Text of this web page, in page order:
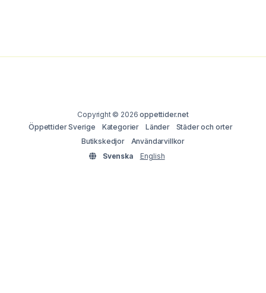
Copyright © 2026oppettider.net
Öppettider Sverige
Kategorier Länder
Städer och orter
Butikskedjor
Användarvillkor
Svenska
English